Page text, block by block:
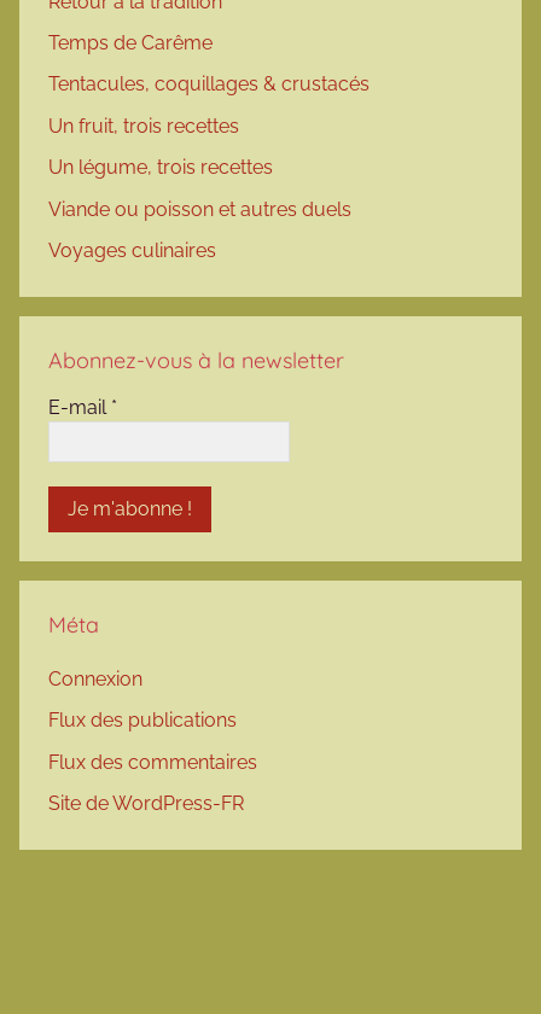
Temps de Carême
Tentacules, coquillages & crustacés
Un fruit, trois recettes
Un légume, trois recettes
Viande ou poisson et autres duels
Voyages culinaires
Abonnez-vous à la newsletter
E-mail *
Méta
Connexion
Flux des publications
Flux des commentaires
Site de WordPress-FR